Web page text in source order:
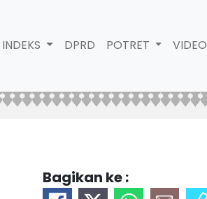
INDEKS DPRD POTRET VIDEO
Bagikan ke :